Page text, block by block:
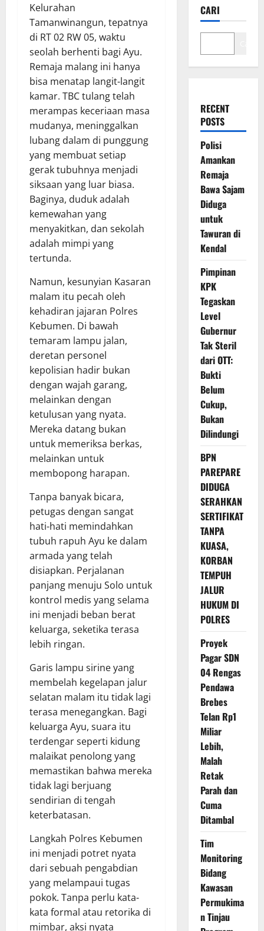
Kelurahan
Tamanwinangun, tepatnya
di RT 02 RW 05, waktu
seolah berhenti bagi Ayu.
Remaja malang ini hanya
bisa menatap langit-langit
kamar. TBC tulang telah
merampas keceriaan masa
mudanya, meninggalkan
lubang dalam di punggung
yang membuat setiap
gerak tubuhnya menjadi
siksaan yang luar biasa.
Baginya, duduk adalah
kemewahan yang
menyakitkan, dan sekolah
adalah mimpi yang
tertunda.
Namun, kesunyian Kasaran
malam itu pecah oleh
kehadiran jajaran Polres
Kebumen. Di bawah
temaram lampu jalan,
deretan personel
kepolisian hadir bukan
dengan wajah garang,
melainkan dengan
ketulusan yang nyata.
Mereka datang bukan
untuk memeriksa berkas,
melainkan untuk
membopong harapan.
Tanpa banyak bicara,
petugas dengan sangat
hati-hati memindahkan
tubuh rapuh Ayu ke dalam
armada yang telah
disiapkan. Perjalanan
panjang menuju Solo untuk
kontrol medis yang selama
ini menjadi beban berat
keluarga, seketika terasa
lebih ringan.
Garis lampu sirine yang
membelah kegelapan jalur
selatan malam itu tidak lagi
terasa menegangkan. Bagi
keluarga Ayu, suara itu
terdengar seperti kidung
malaikat penolong yang
memastikan bahwa mereka
tidak lagi berjuang
sendirian di tengah
keterbatasan.
Langkah Polres Kebumen
ini menjadi potret nyata
dari sebuah pengabdian
yang melampaui tugas
pokok. Tanpa perlu kata-
kata formal atau retorika di
mimbar, aksi nyata
CARI
RECENT
POSTS
Polisi
Amankan
Remaja
Bawa Sajam
Diduga
untuk
Tawuran di
Kendal
Pimpinan
KPK
Tegaskan
Level
Gubernur
Tak Steril
dari OTT:
Bukti
Belum
Cukup,
Bukan
Dilindungi
BPN
PAREPARE
DIDUGA
SERAHKAN
SERTIFIKAT
TANPA
KUASA,
KORBAN
TEMPUH
JALUR
HUKUM DI
POLRES
Proyek
Pagar SDN
04 Rengas
Pendawa
Brebes
Telan Rp1
Miliar
Lebih,
Malah
Retak
Parah dan
Cuma
Ditambal
Tim
Monitoring
Bidang
Kawasan
Permukima
n Tinjau